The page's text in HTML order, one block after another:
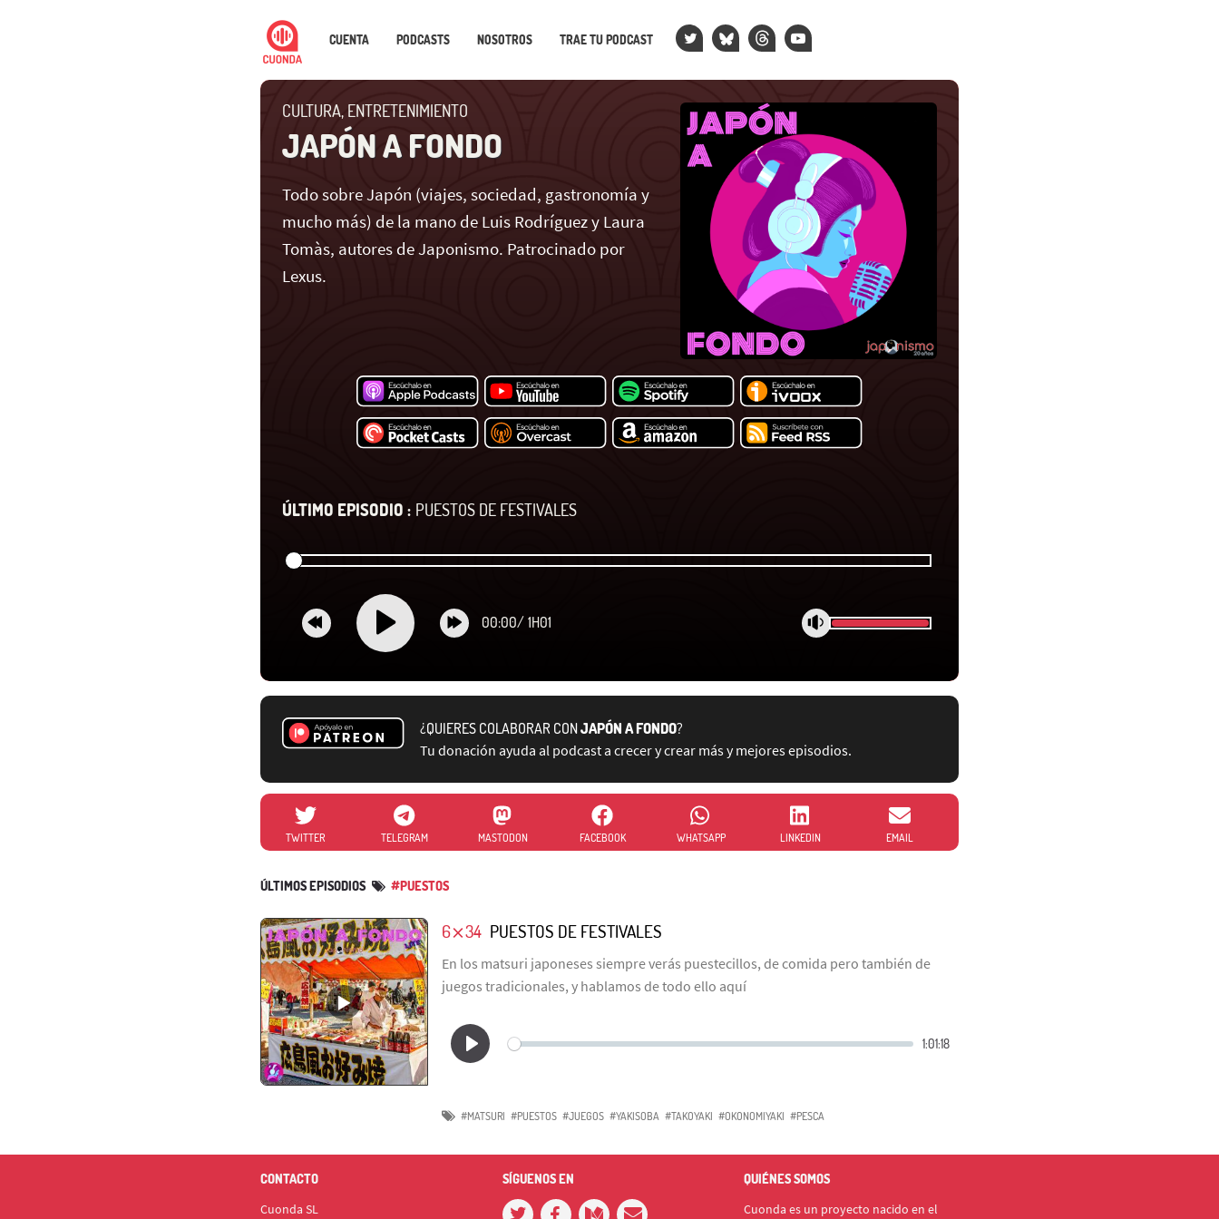
CUENTA PODCASTS NOSOTROS TRAE TU PODCAST
CULTURA, ENTRETENIMIENTO
JAPÓN A FONDO
Todo sobre Japón (viajes, sociedad, gastronomía y
mucho más) de la mano de Luis Rodríguez y Laura
Tomàs, autores de Japonismo. Patrocinado por
Lexus.
ÚLTIMO EPISODIO : PUESTOS DE FESTIVALES
00:00/ 1H01
¿QUIERES COLABORAR CONJAPÓN A FONDO?
Tu donación ayuda al podcast a crecer y crear más y mejores episodios.
TWITTER TELEGRAM MASTODON FACEBOOK WHATSAPP LINKEDIN EMAIL
ÚLTIMOS EPISODIOS #PUESTOS
6⨯34 PUESTOS DE FESTIVALES
En los matsuri japoneses siempre verás puestecillos, de comida pero también de
juegos tradicionales, y hablamos de todo ello aquí
#MATSURI #PUESTOS #JUEGOS #YAKISOBA #TAKOYAKI #OKONOMIYAKI #PESCA
CONTACTO
Cuonda SL
SÍGUENOS EN QUIÉNES SOMOS
Cuonda es un proyecto nacido en el